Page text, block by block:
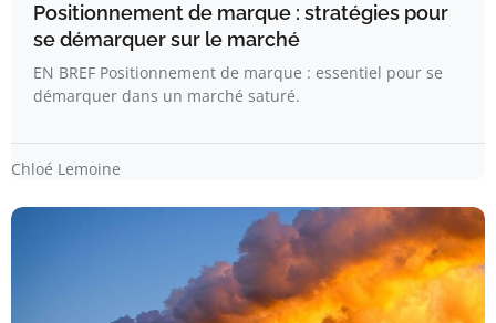
Positionnement de marque : stratégies pour
se démarquer sur le marché
EN BREF Positionnement de marque : essentiel pour se
démarquer dans un marché saturé.
Chloé Lemoine